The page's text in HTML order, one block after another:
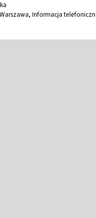
Informacja